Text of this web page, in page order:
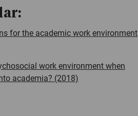
for the academic work environment
work environment when
academia? (2018)